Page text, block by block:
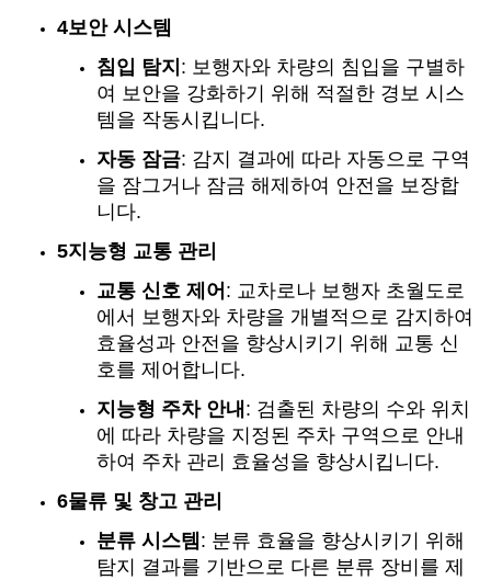
4보안 시스템
침입 탐지 : 보행자와 차량의 침입을 구별하
여 보안을 강화하기 위해 적절한 경보 시스
템을 작동시킵니다.
자동 잠금: 감지 결과에 따라 자동으로 구역
을 잠그거나 잠금 해제하여 안전을 보장합
니다.
5지능형 교통 관리
교통 신호 제어 : 교차로나 보행자 초월도로
에서 보행자와 차량을 개별적으로 감지하여
효율성과 안전을 향상시키기 위해 교통 신
호를 제어합니다.
지능형 주차 안내 : 검출된 차량의 수와 위치
에 따라 차량을 지정된 주차 구역으로 안내
하여 주차 관리 효율성을 향상시킵니다.
6물류 및 창고 관리
분류 시스템 : 분류 효율을 향상시키기 위해
탐지 결과를 기반으로 다른 분류 장비를 제